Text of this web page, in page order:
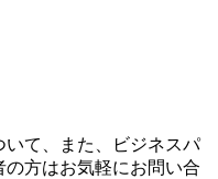
て、また、ビジネスパ
方はお気軽にお問い合